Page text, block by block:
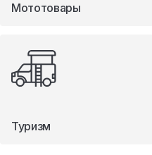
Мототовары
Туризм